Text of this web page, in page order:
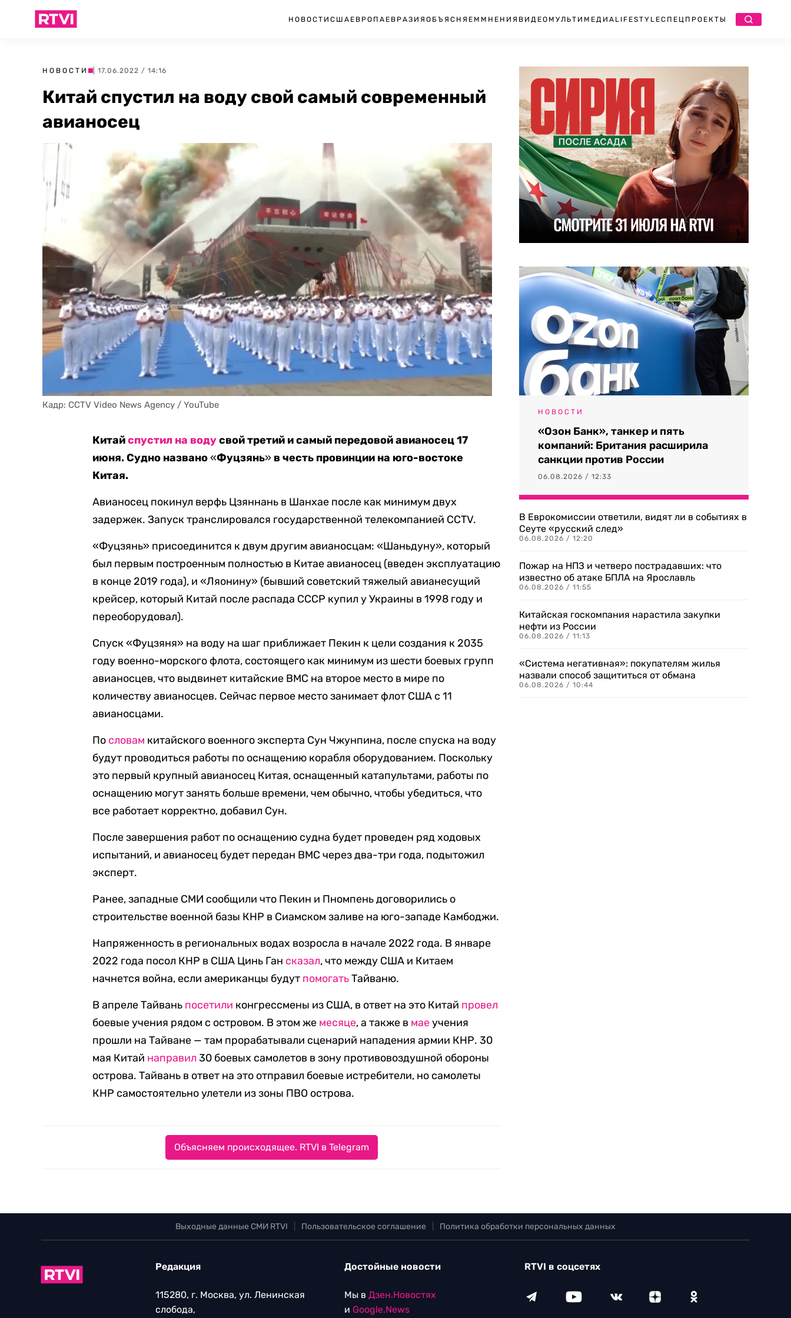
НОВОСТИ США ЕВРОПА ЕВРАЗИЯ ОБЪЯСНЯЕМ МНЕНИЯ ВИДЕО МУЛЬТИМЕДИА LIFESTYLEСПЕЦПРОЕКТЫ
НОВОСТИ | 17.06.2022 / 14:16
Китай спустил на воду свой самый современный
авианосец
Кадр: CCTV Video News Agency / YouTube
Китайспустил на водусвой третий и самый передовой авианосец 17
июня. Судно названо«Фуцзянь» в честь провинции на юго-востоке
Китая.
Авианосец покинул верфь Цзяннань в Шанхае после как минимум двух
задержек. Запуск транслировался государственной телекомпанией CCTV.
«Фуцзянь» присоединится к двум другим авианосцам: «Шаньдуну», который
был первым построенным полностью в Китае авианосец (введен эксплуатацию
в конце 2019 года), и «Ляонину» (бывший советский тяжелый авианесущий
крейсер, который Китай после распада СССР купил у Украины в 1998 году и
переоборудовал).
Спуск «Фуцзяня» на воду на шаг приближает Пекин к цели создания к 2035
году военно-морского флота, состоящего как минимум из шести боевых групп
авианосцев, что выдвинет китайские ВМС на второе место в мире по
количеству авианосцев. Сейчас первое место занимает флот США с 11
авианосцами.
По словам китайского военного эксперта Сун Чжунпина, после спуска на воду
будут проводиться работы по оснащению корабля оборудованием. Поскольку
это первый крупный авианосец Китая, оснащенный катапультами, работы по
оснащению могут занять больше времени, чем обычно, чтобы убедиться, что
все работает корректно, добавил Сун.
После завершения работ по оснащению судна будет проведен ряд ходовых
испытаний, и авианосец будет передан ВМС через два-три года, подытожил
эксперт.
Ранее, западные СМИ сообщили что Пекин и Пномпень договорились о
строительстве военной базы КНР в Сиамском заливе на юго-западе Камбоджи.
Напряженность в региональных водах возросла в начале 2022 года. В январе
2022 года посол КНР в США Цинь Ган сказал, что между США и Китаем
начнется война, если американцы будут помогатьТайваню.
В апреле Тайвань посетили конгрессмены из США, в ответ на это Китай провел
боевые учения рядом с островом. В этом же месяце, а также в маеучения
прошли на Тайване — там прорабатывали сценарий нападения армии КНР. 30
мая Китай направил 30 боевых самолетов в зону противовоздушной обороны
острова. Тайвань в ответ на это отправил боевые истребители, но самолеты
КНР самостоятельно улетели из зоны ПВО острова.
Объясняем происходящее. RTVI в Telegram
НОВОСТИ
«Озон Банк», танкер и пять
компаний: Британия расширила
санкции против России
06.08.2026 / 12:33
В Еврокомиссии ответили, видят ли в событиях в
Сеуте «русский след»
06.08.2026 / 12:20
Пожар на НПЗ и четверо пострадавших: что
известно об атаке БПЛА на Ярославль
06.08.2026 / 11:55
Китайская госкомпания нарастила закупки
нефти из России
06.08.2026 / 11:13
«Система негативная»: покупателям жилья
назвали способ защититься от обмана
06.08.2026 / 10:44
Выходные данные СМИ RTVI Пользовательское соглашение Политика обработки персональных данных
Редакция
115280, г. Москва, ул. Ленинская
слобода,
Достойные новости
Мы в Дзен.Новостях
и Google.News
RTVI в соцсетях